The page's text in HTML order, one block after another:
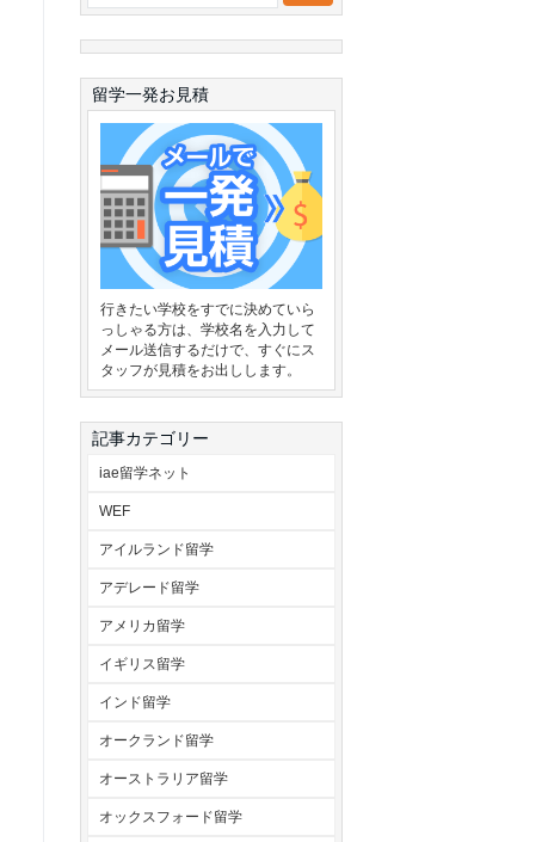
留学一発お見積
行きたい学校をすでに決めていら
っしゃる方は、学校名を入力して
メール送信するだけで、すぐにス
タッフが見積をお出しします。
記事カテゴリー
iae留学ネット
WEF
アイルランド留学
アデレード留学
アメリカ留学
イギリス留学
インド留学
オークランド留学
オーストラリア留学
オックスフォード留学